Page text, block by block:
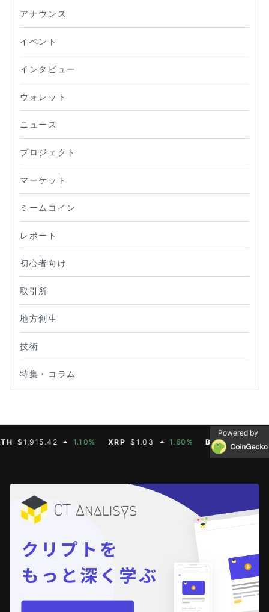
アナウンス
イベント
インタビュー
ウォレット
ニュース
プロジェクト
マーケット
ミームコイン
レポート
初心者向け
取引所
地方創生
技術
特集・コラム
1.10% XRP $1.03 1.60% BNB $592.88
Powered by